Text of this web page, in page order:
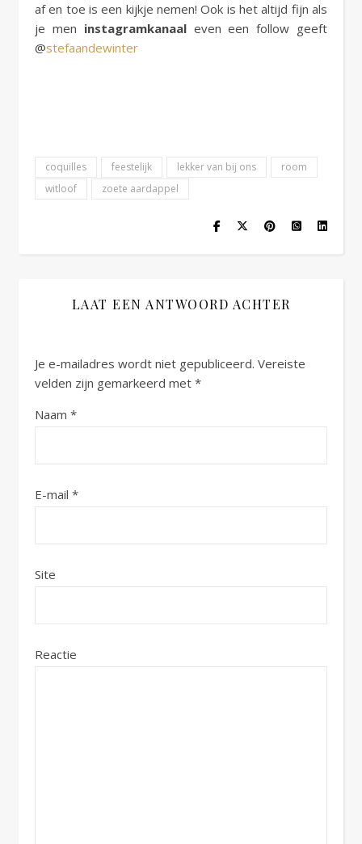
af en toe is een kijkje nemen! Ook is het altijd fijn als
je men instagramkanaaleven een follow geeft
@stefaandewinter
coquilles feestelijk lekker van bij ons
room
witloof
zoete aardappel
LAAT EEN ANTWOORD ACHTER
Je e-mailadres wordt niet gepubliceerd. Vereiste
velden zijn gemarkeerd met *
Naam *
E-mail *
Site
Reactie